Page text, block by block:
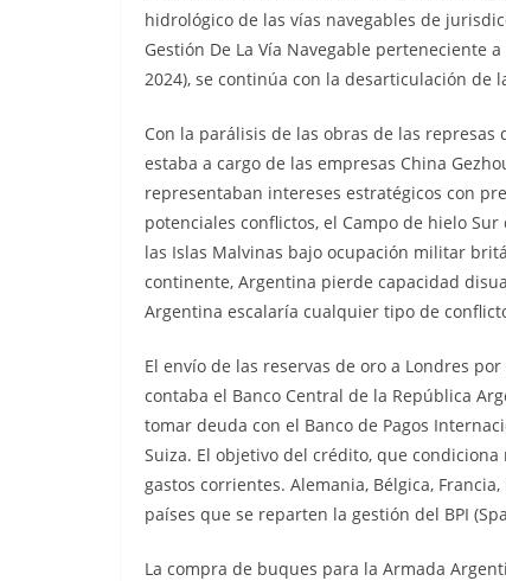
hidrológico de las vías navegables de
Gestión De La Vía Navegable perteneciente
2024), se continúa con la desarticulación de
Con la parálisis de las obras de las
estaba a cargo de las empresas China
representaban intereses estratégicos con
potenciales conflictos, el Campo de hielo
las Islas Malvinas bajo ocupación militar
continente, Argentina pierde capacidad
Argentina escalaría cualquier tipo de
El envío de las reservas de oro a Londres
contaba el Banco Central de la República
tomar deuda con el Banco de Pagos
Suiza. El objetivo del crédito, que
gastos corrientes. Alemania, Bélgica,
países que se reparten la gestión del BPI
La compra de buques para la Armada